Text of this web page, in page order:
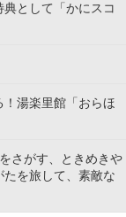
として「かにスコ
！湯楽里館「おらほ
さがす、ときめきや
を旅して、素敵な